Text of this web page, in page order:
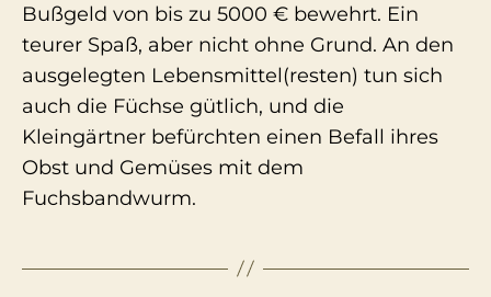
Bußgeld von bis zu 5000 € bewehrt. Ein
teurer Spaß, aber nicht ohne Grund. An den
ausgelegten Lebensmittel(resten) tun sich
auch die Füchse gütlich, und die
Kleingärtner befürchten einen Befall ihres
Obst und Gemüses mit dem
Fuchsbandwurm.